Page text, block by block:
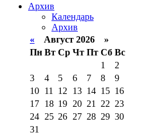
Архив
Календарь
Архив
« Август 2026 »
Пн Вт Ср Чт Пт Сб Вс
1
2
3
4 5 6 7 8
9
10 11 12 13 14 15 16
17 18 19 20 21 22 23
24 25 26 27 28 29 30
31